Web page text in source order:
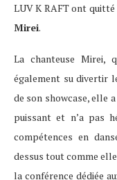
LUV K RAFT ont
Mirei.
La chanteuse Mirei,
également su divertir
de son showcase, elle
puissant et n’a pas
compétences en
dessus tout comme
la conférence dédiée